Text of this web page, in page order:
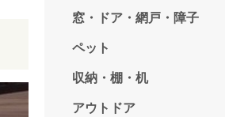
窓・ドア・網戸・障子
ペット
収納・棚・机
アウトドア